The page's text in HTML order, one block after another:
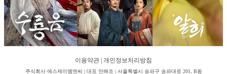
이용약관 개인정보처리방침
주식회사 에스제이엠엔씨 | 대표 안해조 | 서울특별시 송파구 송파대로 201, B동